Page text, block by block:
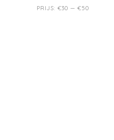
PRIJS: €30 — €50